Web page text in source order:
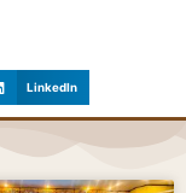
LinkedIn